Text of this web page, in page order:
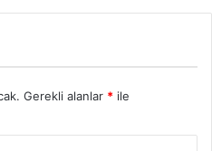
Gerekli alanlar * ile